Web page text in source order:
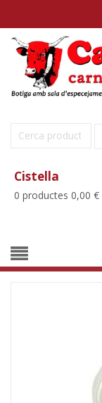
Cerca:
Cistella
0 productes 0,00 €